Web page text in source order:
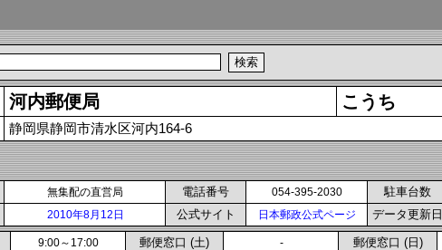
河内郵便局 こうち
静岡県静岡市清水区河内164-6
無集配の直営局 電話番号 054-395-2030 駐車台数
2010年8月12日 公式サイト 日本郵政公式ページ データ更新日
9:00～17:00 郵便窓口 (土) - 郵便窓口 (日)